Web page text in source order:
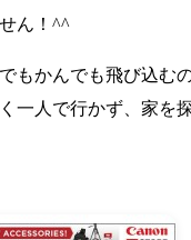
ん！^^
もかんでも飛び込む
一人で行かず、家を